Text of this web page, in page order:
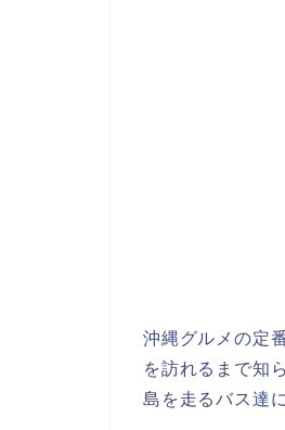
沖縄グルメの定
を訪れるまで知
島を走るバス達